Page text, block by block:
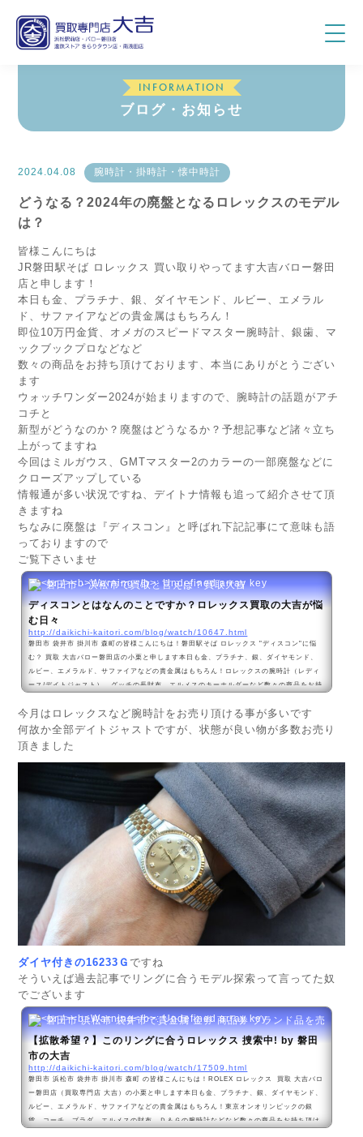
INFORMATION
ブログ・お知らせ
2024.04.08 腕時計・掛時計・懐中時計
どうなる？2024年の廃盤となるロレックスのモデル
は？
皆様こんにちは
JR磐田駅そば ロレックス 買い取りやってます大吉バロー磐田
店と申します！
本日も金、プラチナ、銀、ダイヤモンド、ルビー、エメラル
ド、サファイアなどの貴金属はもちろん！
即位10万円金貨、オメガのスピードマスター腕時計、銀歯、マ
ックブックプロなどなど
数々の商品をお持ち頂けております、本当にありがとうござい
ます
ウォッチワンダー2024が始まりますので、腕時計の話題がアチ
コチと
新型がどうなのか？廃盤はどうなるか？予想記事など諸々立ち
上がってますね
今回はミルガウス、GMTマスター2のカラーの一部廃盤などに
クローズアップしている
情報通が多い状況ですね、デイトナ情報も追って紹介させて頂
きますね
ちなみに廃盤は『ディスコン』と呼ばれ下記記事にて意味も語
っておりますので
ご覧下さいませ
磐田市・浜松市で買取と言えば？買取大吉
ディスコンとはなんのことですか？ロレックス買取の大吉が悩
む日々
http://daikichi-kaitori.com/blog/watch/10647.html
磐田市 袋井市 掛川市 森町の皆様こんにちは！磐田駅そば ロレックス "ディスコン"に悩
む？ 買取 大吉バロー磐田店の小栗と申します本日も金、プラチナ、銀、ダイヤモンド、
ルビー、エメラルド、サファイアなどの貴金属はもちろん！ロレックスの腕時計（レディ
ース/デイトジャスト）、グッチの長財布、エルメスのキーホルダーなど数々の商品をお持
か、かなり苦手な私・・ただ単純に覚えれきないだけだと思うのですが・・今回は、私が
今だに...
今月はロレックスなど腕時計をお売り頂ける事が多いです
何故か全部デイトジャストですが、状態が良い物が多数お売り
頂きました
ダイヤ付きの16233Ｇ ですね
そういえば過去記事でリングに合うモデル探索って言ってた奴
でございます
磐田市 浜松市 袋井市で貴金属 金券 商品券 ブランド品を売るなら
【拡散希望？】このリングに合うロレックス 捜索中! by 磐田
市の大吉
http://daikichi-kaitori.com/blog/watch/17509.html
磐田市 浜松市 袋井市 掛川市 森町 の皆様こんにちは！ROLEX ロレックス 買取 大吉バロ
ー磐田店（買取専門店 大吉）の小栗と申します本日も金、プラチナ、銀、ダイヤモンド、
ルビー、エメラルド、サファイアなどの貴金属はもちろん！東京オンオリンピックの銀
貨、コーチ、プラダ、エルメスの財布、Ｄ＆Ｇの腕時計などなど数々の商品をお持ち頂け